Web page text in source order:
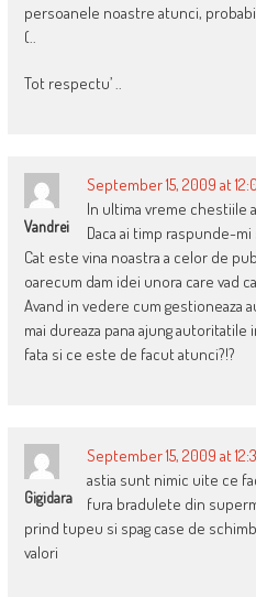
persoanele noastre atunci,
(..
Tot respectu’ ..
Vandrei
September 15, 2009 at
In ultima vreme chestiile
Daca ai timp raspunde-
Cat este vina noastra a celor de
oarecum dam idei unora care vad
Avand in vedere cum gestioneaza
mai dureaza pana ajung
fata si ce este de facut atunci?!?
Gigidara
September 15, 2009 at
astia sunt nimic uite ce
fura bradulete din
prind tupeu si spag case de
valori